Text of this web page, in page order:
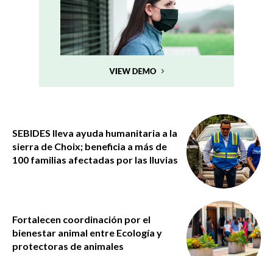
SEBIDES lleva ayuda humanitaria a la
sierra de Choix; beneficia a más de
100 familias afectadas por las lluvias
Fortalecen coordinación por el
bienestar animal entre Ecología y
protectoras de animales